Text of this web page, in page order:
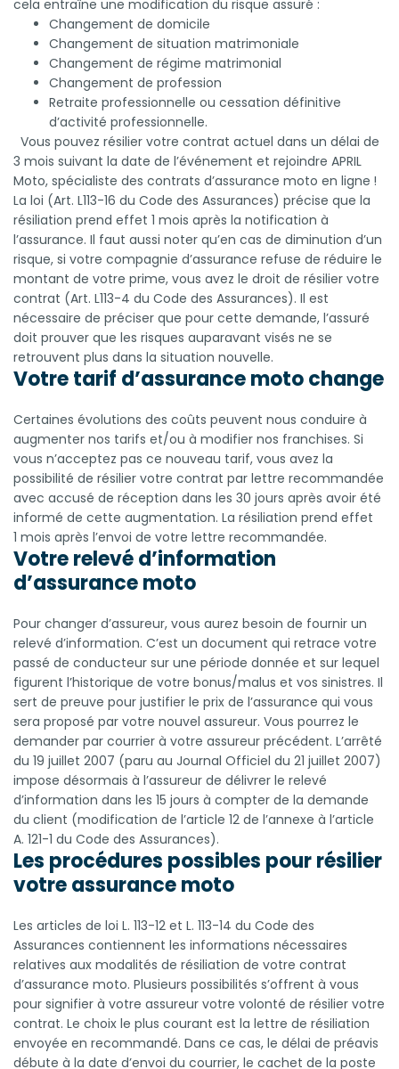
cela entraîne une modification du risque assuré :
Changement de domicile
Changement de situation matrimoniale
Changement de régime matrimonial
Changement de profession
Retraite professionnelle ou cessation définitive
d’activité professionnelle.
Vous pouvez résilier votre contrat actuel dans un délai de
3 mois suivant la date de l’événement et rejoindre APRIL
Moto, spécialiste des contrats d’assurance moto en ligne !
La loi (Art. L113-16 du Code des Assurances) précise que la
résiliation prend effet 1 mois après la notification à
l’assurance. Il faut aussi noter qu’en cas de diminution d’un
risque, si votre compagnie d’assurance refuse de réduire le
montant de votre prime, vous avez le droit de résilier votre
contrat (Art. L113-4 du Code des Assurances). Il est
nécessaire de préciser que pour cette demande, l’assuré
doit prouver que les risques auparavant visés ne se
retrouvent plus dans la situation nouvelle.
Votre tarif d’assurance moto change
Certaines évolutions des coûts peuvent nous conduire à
augmenter nos tarifs et/ou à modifier nos franchises. Si
vous n’acceptez pas ce nouveau tarif, vous avez la
possibilité de résilier votre contrat par lettre recommandée
avec accusé de réception dans les 30 jours après avoir été
informé de cette augmentation. La résiliation prend effet
1 mois après l’envoi de votre lettre recommandée.
Votre relevé d’information
d’assurance moto
Pour changer d’assureur, vous aurez besoin de fournir un
relevé d’information. C’est un document qui retrace votre
passé de conducteur sur une période donnée et sur lequel
figurent l’historique de votre bonus/malus et vos sinistres. Il
sert de preuve pour justifier le prix de l’assurance qui vous
sera proposé par votre nouvel assureur. Vous pourrez le
demander par courrier à votre assureur précédent. L’arrêté
du 19 juillet 2007 (paru au Journal Officiel du 21 juillet 2007)
impose désormais à l’assureur de délivrer le relevé
d’information dans les 15 jours à compter de la demande
du client (modification de l’article 12 de l’annexe à l’article
A. 121-1 du Code des Assurances).
Les procédures possibles pour résilier
votre assurance moto
Les articles de loi L. 113-12 et L. 113-14 du Code des
Assurances contiennent les informations nécessaires
relatives aux modalités de résiliation de votre contrat
d’assurance moto. Plusieurs possibilités s’offrent à vous
pour signifier à votre assureur votre volonté de résilier votre
contrat. Le choix le plus courant est la lettre de résiliation
envoyée en recommandé. Dans ce cas, le délai de préavis
débute à la date d’envoi du courrier, le cachet de la poste